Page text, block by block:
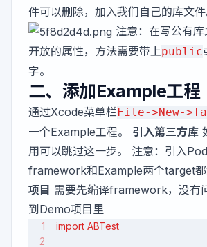
件可以删除，加入我们自己的库文件
注意：在写公有
开放的属性，方法需要带上public
字。
二、添加Example工程
通过Xcode菜单栏 File->New-
一个Example工程。 引入第三方库
用可以跳过这一步。 注意：引入
framework和Example两个target都
项目 需要先编译framework，没有
到Demo项目里
import ABTest